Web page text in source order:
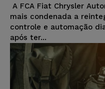
A FCA Fiat Chrysler
mais condenada a
controle e automação
após ter...